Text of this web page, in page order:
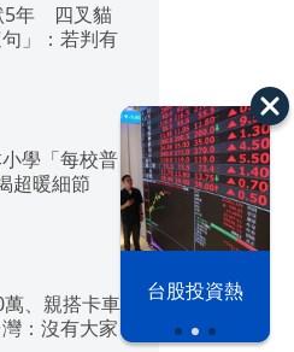
光42演習 台股投資熱
5年 四叉貓
」：若判有
學「每校普
超暖細節
、親搭卡車
：沒有大家